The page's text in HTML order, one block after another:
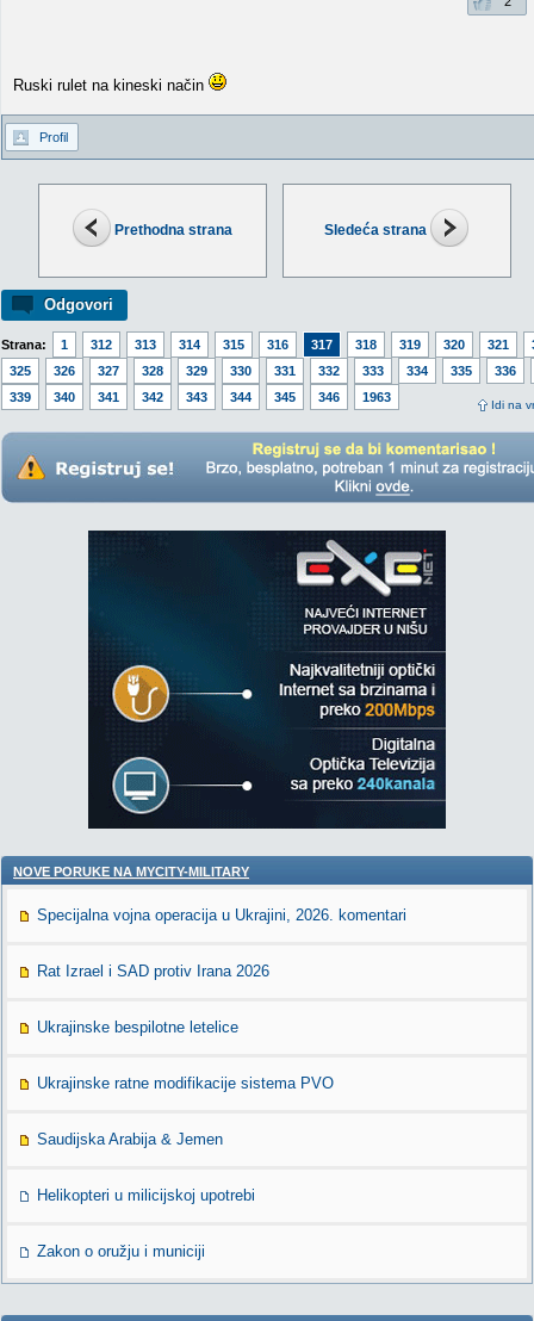
Prethodna strana Sledeća strana
Odgovori
Strana: 1 312 313 314 315 316 317 318 319 320 321
325
326 327 328 329 330 331 332 333 334 335
336
339
340 341 342 343 344 345 346 1963
Idi na
Ruski rulet na kineski način
Profil
NOVE PORUKE NA MYCITY-MILITARY
Specijalna vojna operacija u Ukrajini, 2026. komentari
Rat Izrael i SAD protiv Irana 2026
Ukrajinske bespilotne letelice
Ukrajinske ratne modifikacije sistema PVO
Saudijska Arabija & Jemen
Helikopteri u milicijskoj upotrebi
Zakon o oružju i municiji